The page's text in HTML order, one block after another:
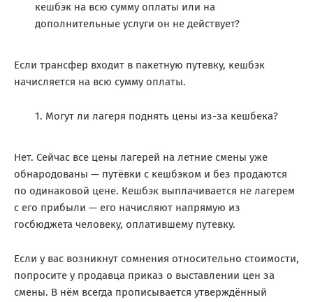
кешбэк на всю сумму оплаты или на
дополнительные услуги он не действует?
Если трансфер входит в пакетную путевку, кешбэк
начисляется на всю сумму оплаты.
Могут ли лагеря поднять цены из-за кешбека?
Нет. Сейчас все цены лагерей на летние смены уже
обнародованы — путёвки с кешбэком и без продаются
по одинаковой цене. Кешбэк выплачивается не лагерем
с его прибыли — его начисляют напрямую из
госбюджета человеку, оплатившему путевку.
Если у вас возникнут сомнения относительно стоимости,
попросите у продавца приказ о выставлении цен за
смены. В нём всегда прописывается утверждённый